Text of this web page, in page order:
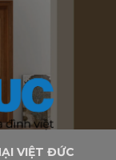
VIỆT ĐỨC